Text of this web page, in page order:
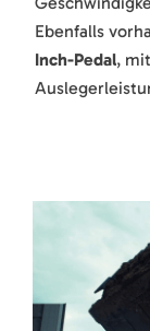
Ebenfalls
Inch-Pedal,